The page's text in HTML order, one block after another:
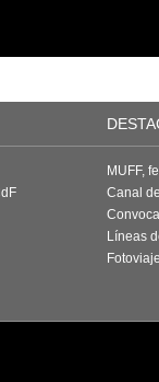
MUFF,
Canal
Líneas